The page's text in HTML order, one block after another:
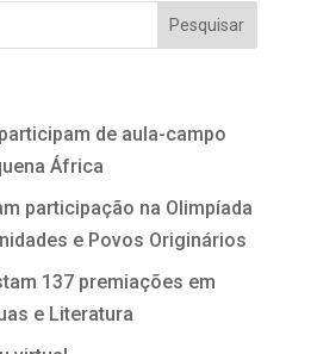
de aula-campo
África
participação na Olimpíada
e Povos Originários
137 premiações em
e Literatura